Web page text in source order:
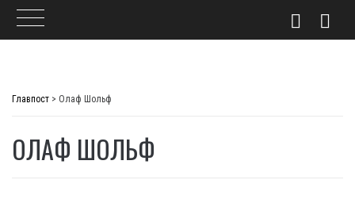
Главпост > Олаф Шольф
ОЛАФ ШОЛЬФ